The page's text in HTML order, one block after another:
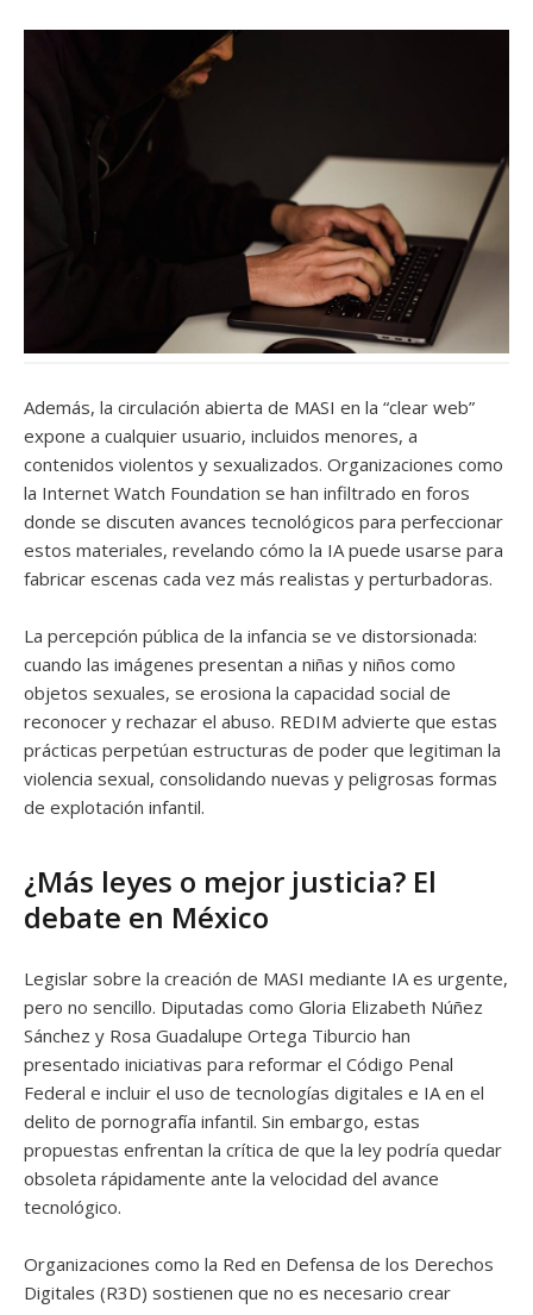
Además, la circulación abierta de MASI en la “clear web”
expone a cualquier usuario, incluidos menores, a
contenidos violentos y sexualizados. Organizaciones como
la Internet Watch Foundation se han infiltrado en foros
donde se discuten avances tecnológicos para perfeccionar
estos materiales, revelando cómo la IA puede usarse para
fabricar escenas cada vez más realistas y perturbadoras.
La percepción pública de la infancia se ve distorsionada:
cuando las imágenes presentan a niñas y niños como
objetos sexuales, se erosiona la capacidad social de
reconocer y rechazar el abuso. REDIM advierte que estas
prácticas perpetúan estructuras de poder que legitiman la
violencia sexual, consolidando nuevas y peligrosas formas
de explotación infantil.
¿Más leyes o mejor justicia? El
debate en México
Legislar sobre la creación de MASI mediante IA es urgente,
pero no sencillo. Diputadas como Gloria Elizabeth Núñez
Sánchez y Rosa Guadalupe Ortega Tiburcio han
presentado iniciativas para reformar el Código Penal
Federal e incluir el uso de tecnologías digitales e IA en el
delito de pornografía infantil. Sin embargo, estas
propuestas enfrentan la crítica de que la ley podría quedar
obsoleta rápidamente ante la velocidad del avance
tecnológico.
Organizaciones como la Red en Defensa de los Derechos
Digitales (R3D) sostienen que no es necesario crear